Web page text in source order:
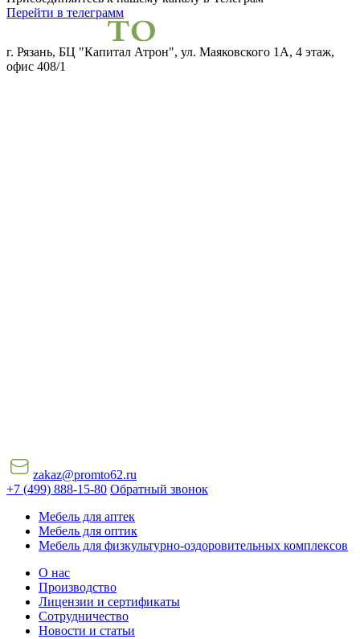
Перейти в телеграмм
г. Рязань, БЦ "Капитал Атрон", ул. Маяковского 1А, 4 этаж,
офис 408/1
zakaz@promto62.ru
+7 (499) 888-15-80 Обратный звонок
Мебель для аптек
Мебель для оптик
Мебель для физкультурно-оздоровительных комплексов
О нас
Производство
Лицензии и сертификаты
Сотрудничество
Новости и статьи